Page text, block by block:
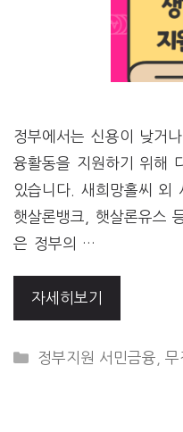
정부에서는 신용이 낮거
융활동을 지원하기 위해
있습니다. 새희망홀씨 외
햇살론뱅크, 햇살론유스
은 정부의 …
자세히보기
CATEGORIES
정부지원 서민금융 ,무